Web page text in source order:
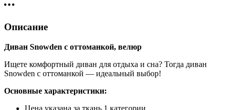
Описание
Диван Snowden с оттоманкой, велюр
Ищете комфортный диван для отдыха и сна? Тогда диван
Snowden с оттоманкой — идеальный выбор!
Основные характеристики:
Цена указана за ткань 1 категории.